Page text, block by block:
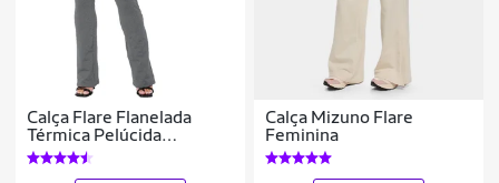
Calça Flare Flanelada
Térmica Pelúcida
Quentinha Inverno
Calça Mizuno Flare
Feminina